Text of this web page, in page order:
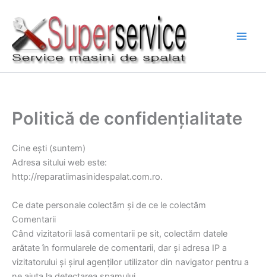
content
Politică de confidențialitate
Cine ești (suntem)
Adresa sitului web este:
http://reparatiimasinidespalat.com.ro.
Ce date personale colectăm și de ce le colectăm
Comentarii
Când vizitatorii lasă comentarii pe sit, colectăm datele
arătate în formularele de comentarii, dar și adresa IP a
vizitatorului și șirul agenților utilizator din navigator pentru a